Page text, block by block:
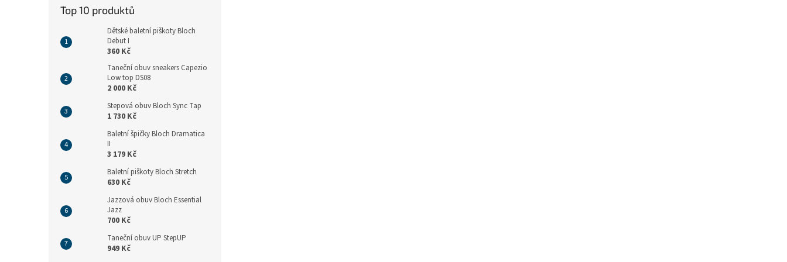
Top 10 produktů
Dětské baletní piškoty Bloch
Debut I
360 Kč
Taneční obuv sneakers Capezio
Low top DS08
2 000 Kč
Stepová obuv Bloch Sync Tap
1 730 Kč
Baletní špičky Bloch Dramatica
II
3 179 Kč
Baletní piškoty Bloch Stretch
630 Kč
Jazzová obuv Bloch Essential
Jazz
700 Kč
Taneční obuv UP StepUP
949 Kč